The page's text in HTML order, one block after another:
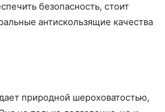
безопасность, стоит
антискользящие качества
природной шероховатостью,